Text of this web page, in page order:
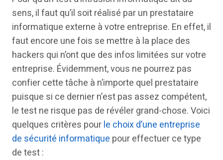
sens, il faut qu’il soit réalisé par un prestataire
informatique externe à votre entreprise. En effet, il
faut encore une fois se mettre à la place des
hackers qui n’ont que des infos limitées sur votre
entreprise. Évidemment, vous ne pourrez pas
confier cette tâche à n’importe quel prestataire
puisque si ce dernier n’est pas assez compétent,
le test ne risque pas de révéler grand-chose. Voici
quelques critères pourle choix d’une entreprise
de sécurité informatique pour effectuer ce type
de test :